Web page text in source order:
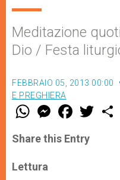
Meditazione
Dio / Festa
FEBBRAIO 05, 2013 00:00
E PREGHIERA
W
t
s
p
p
M
e
s
e
F
a
e
b
w
Share this Entry
Lettura